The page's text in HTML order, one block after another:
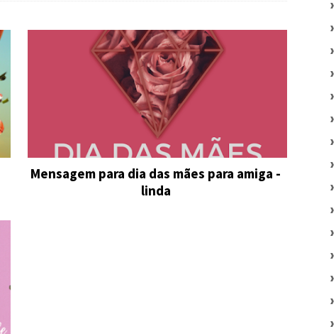
Mensagem para dia das mães para amiga -
linda